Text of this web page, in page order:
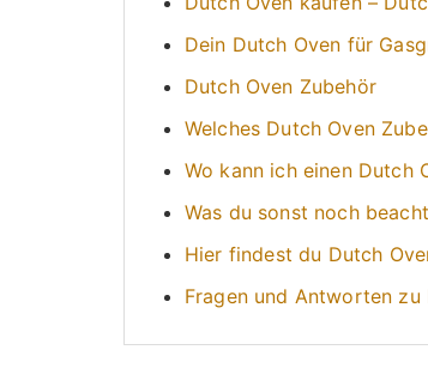
Dein Dutch Oven für
Dutch Oven Zubehör
Welches Dutch Oven
Wo kann ich einen Dutch
Was du sonst noch
Hier findest du Dutch
Fragen und Antworten zu